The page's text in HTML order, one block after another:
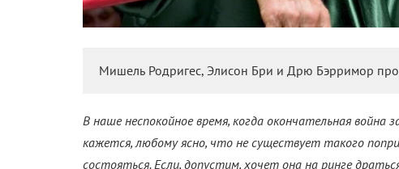
Мишель Родригес, Элисон Бри и Дрю Бэрримор
В наше неспокойное время, когда окончательная
кажется, любому ясно, что не существует такого
состояться. Если, допустим, хочет она на ринге